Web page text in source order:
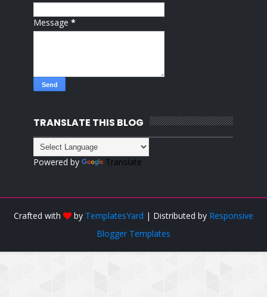
Message*
TRANSLATE THIS BLOG
Powered by Translate
Crafted with by TemplatesYard | Distributed by Responsive
Blogger Templates